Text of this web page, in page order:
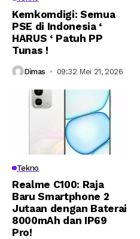
Kemkomdigi: Semua
PSE di Indonesia ‘
HARUS ‘ Patuh PP
Tunas !
Dimas 09:32 Mei 21, 2026
Tekno
Realme C100: Raja
Baru Smartphone 2
Jutaan dengan Baterai
8000mAh dan IP69
Pro!